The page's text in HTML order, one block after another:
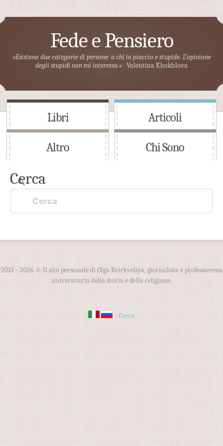
Fede e Pensiero
«Esistono due categorie di persone: a chi io piaccio e stupide. L’opinione
degli stupidi non mi interessa.» Valentina Khokhlova
Libri Articoli
Altro Chi Sono
Cerca
2013 – 2026 © Il sito personale di Olga Kvirkveliya, giornalista e professoressa
universitaria della storia e della religione.
· Cerca